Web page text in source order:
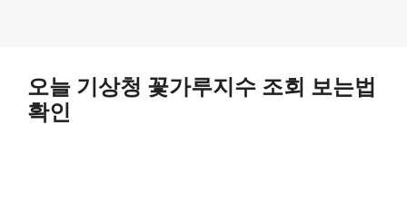
오늘 기상청 꽃가루지수 조회 보는법
확인